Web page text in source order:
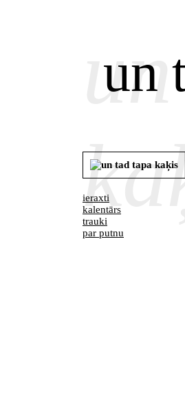
un
ieraxti
kalentārs
trauki
par putnu